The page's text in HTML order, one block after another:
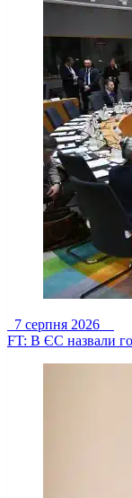
7 серпня 2026
FT: В ЄС назвали